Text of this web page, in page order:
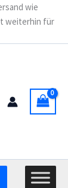
wie
weiterhin für